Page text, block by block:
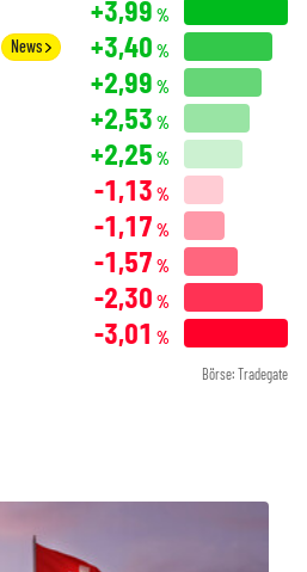
+3,99 %
News +3,40 %
+2,99 %
+2,53 %
+2,25 %
-1,13 %
-1,17 %
-1,57 %
-2,30 %
-3,01 %
Börse: Tradegate